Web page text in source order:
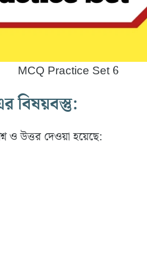
MCQ Practice Set 6
বিষয়বস্তু:
ও উত্তর দেওয়া হয়েছে: